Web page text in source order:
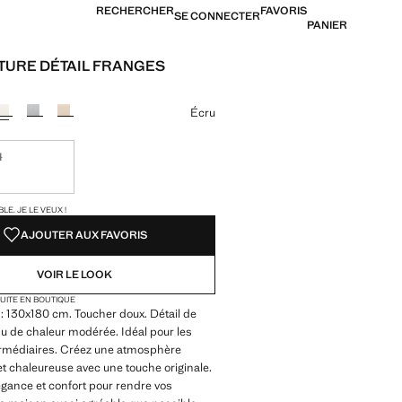
RECHERCHERSE CONNECTERFAVORIS
PANIER
DÉTAIL FRANGES
€ ]
couleur
Écru
!
JE LE VEUX !
AJOUTER AUX FAVORIS
VOIR LE LOOK
EN BOUTIQUE
130x180 cm. Toucher doux. Détail de
de chaleur modérée. Idéal pour les
Créez une atmosphère
chaleureuse avec une touche originale.
et confort pour rendre vos